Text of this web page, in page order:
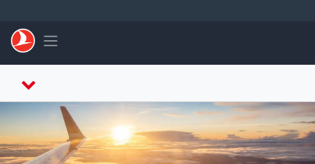
Toggle navigation